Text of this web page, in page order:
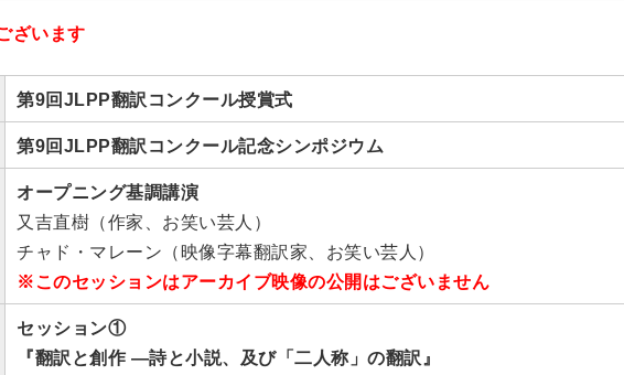
ざいます
第9回JLPP翻訳コンクール授賞式
第9回JLPP翻訳コンクール記念シンポジウム
オープニング基調講演
又吉直樹（作家、お笑い芸人）
チャド・マレーン（映像字幕翻訳家、お笑い芸人）
※このセッションはアーカイブ映像の公開はございません
セッション①
『翻訳と創作 ―詩と小説、及び「二人称」の翻訳』